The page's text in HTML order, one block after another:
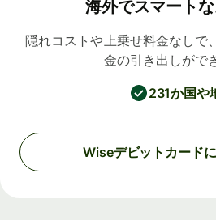
海外でスマート
隠れコストや上乗せ料金なしで
金の引き出しがで
231か国や
Wiseデビットカード